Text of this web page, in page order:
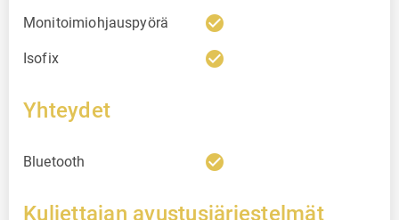
Monitoimiohjauspyörä check_circle
Isofix check_circle
Yhteydet
Bluetooth check_circle
Kuljettajan avustusjärjestelmät